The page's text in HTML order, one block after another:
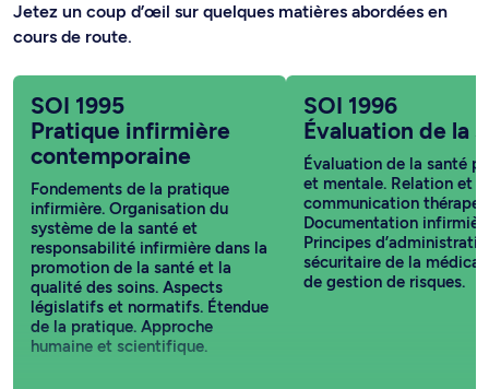
Jetez un coup d’œil sur quelques matières abordées en
cours de route.
SOI 1995
Pratique infirmière
contemporaine
Fondements de la pratique
infirmière. Organisation du
système de la santé et
responsabilité infirmière dans la
promotion de la santé et la
qualité des soins. Aspects
législatifs et normatifs. Étendue
de la pratique. Approche
humaine et scientifique.
SOI 1996
Évaluation de la
Évaluation de la santé
et mentale. Relation et
communication
Documentation
Principes
sécuritaire de la
de gestion de risques.